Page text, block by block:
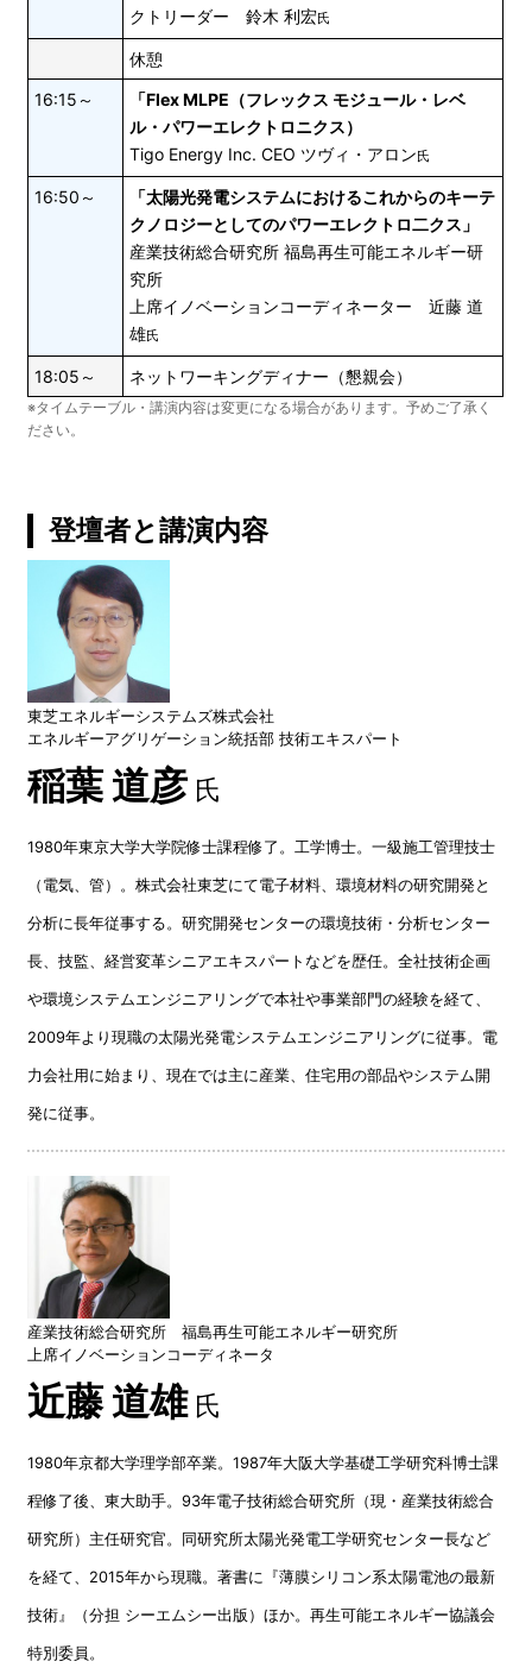
クトリーダー 鈴木 利宏氏
休憩
16:15～
「Flex MLPE（フレックス モジュール・レベ
ル・パワーエレクトロニクス）
Tigo Energy Inc. CEO ツヴィ・アロン氏
16:50～
「太陽光発電システムにおけるこれからのキーテ
クノロジーとしてのパワーエレクトロ二クス」
産業技術総合研究所 福島再生可能エネルギー研
究所
上席イノベーションコーディネーター 近藤 道
雄氏
18:05～ ネットワーキングディナー（懇親会）
※タイムテーブル・講演内容は変更になる場合があります。予めご了承く
ださい。
登壇者と講演内容
東芝エネルギーシステムズ株式会社
エネルギーアグリゲーション統括部 技術エキスパート
稲葉 道彦 氏
1980年東京大学大学院修士課程修了。工学博士。一級施工管理技士
（電気、管）。株式会社東芝にて電子材料、環境材料の研究開発と
分析に長年従事する。研究開発センターの環境技術・分析センター
長、技監、経営変革シニアエキスパートなどを歴任。全社技術企画
や環境システムエンジニアリングで本社や事業部門の経験を経て、
2009年より現職の太陽光発電システムエンジニアリングに従事。電
力会社用に始まり、現在では主に産業、住宅用の部品やシステム開
発に従事。
産業技術総合研究所 福島再生可能エネルギー研究所
上席イノベーションコーディネータ
近藤 道雄氏
1980年京都大学理学部卒業。1987年大阪大学基礎工学研究科博士課
程修了後、東大助手。93年電子技術総合研究所（現・産業技術総合
研究所）主任研究官。同研究所太陽光発電工学研究センター長など
を経て、2015年から現職。著書に『薄膜シリコン系太陽電池の最新
技術』（分担 シーエムシー出版）ほか。再生可能エネルギー協議会
特別委員。